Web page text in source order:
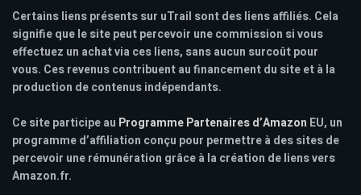
Certains liens présents sur uTrail sont des liens affiliés. Cela
signifie que le site peut percevoir une commission si vous
effectuez un achat via ces liens, sans aucun surcoût pour
vous. Ces revenus contribuent au financement du site et à la
production de contenus indépendants.
Ce site participe au Programme Partenaires d’Amazon EU, un
programme d’affiliation conçu pour permettre à des sites de
percevoir une rémunération grâce à la création de liens vers
Amazon.fr.